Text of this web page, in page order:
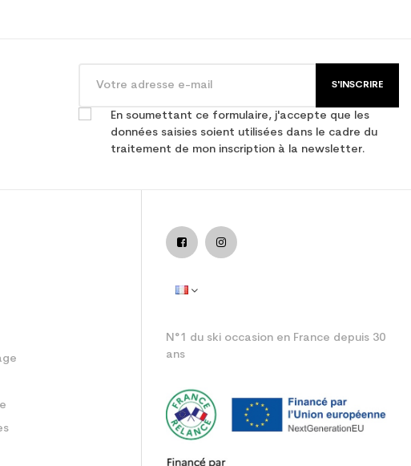
S'INSCRIRE
En soumettant ce formulaire, j'accepte que les
données saisies soient utilisées dans le cadre du
traitement de mon inscription à la newsletter.
N°1 du ski occasion en France depuis 30
ans